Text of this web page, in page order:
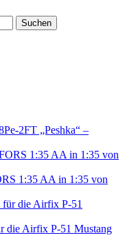
Suchen
Pe-2FT „Peshka“ –
1:35 AA in 1:35 von
die Airfix P-51 Mustang